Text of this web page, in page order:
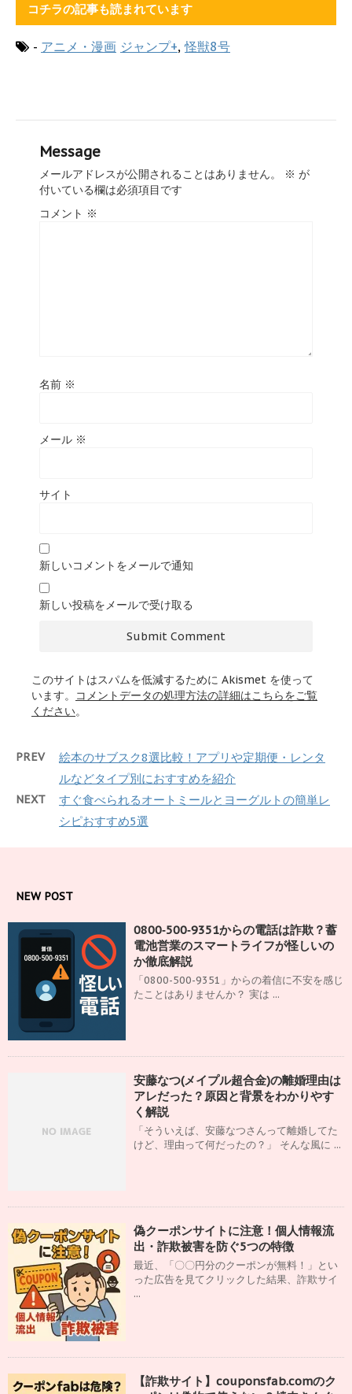
コチラの記事も読まれています
- アニメ・漫画 ジャンプ+,怪獣8号
Message
メールアドレスが公開されることはありません。 ※ が
付いている欄は必須項目です
コメント ※
名前 ※
メール ※
サイト
新しいコメントをメールで通知
新しい投稿をメールで受け取る
このサイトはスパムを低減するために Akismet を使って
います。
コメントデータの処理方法の詳細はこちらをご覧
ください。
PREV
絵本のサブスク8選比較！アプリや定期便・レンタ
ルなどタイプ別におすすめを紹介
NEXT
すぐ食べられるオートミールとヨーグルトの簡単レ
シピおすすめ5選
NEW POST
0800‑500‑9351からの電話は詐欺？蓄
電池営業のスマートライフが怪しいの
か徹底解説
「0800-500-9351」からの着信に不安を感じ
たことはありませんか？ 実は ...
安藤なつ(メイプル超合金)の離婚理由は
アレだった？原因と背景をわかりやす
く解説
「そういえば、安藤なつさんって離婚してた
けど、理由って何だったの？」 そんな風に ...
偽クーポンサイトに注意！個人情報流
出・詐欺被害を防ぐ5つの特徴
最近、「〇〇円分のクーポンが無料！」とい
った広告を見てクリックした結果、詐欺サイ
...
【詐欺サイト】couponsfab.comのク